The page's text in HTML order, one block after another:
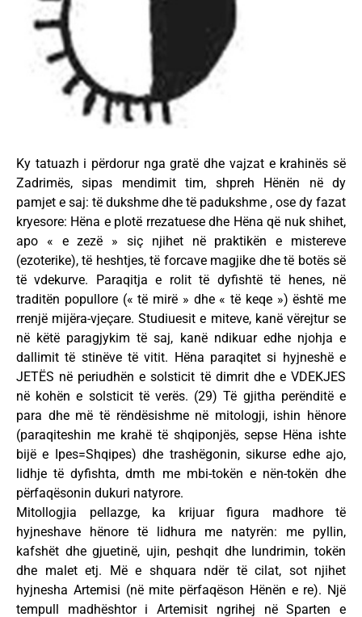
Ky tatuazh i përdorur nga gratë dhe vajzat e krahinës së
Zadrimës, sipas mendimit tim, shpreh Hënën në dy
pamjet e saj: të dukshme dhe të padukshme , ose dy fazat
kryesore: Hëna e plotë rrezatuese dhe Hëna që nuk shihet,
apo « e zezë » siç njihet në praktikën e mistereve
(ezoterike), të heshtjes, të forcave magjike dhe të botës së
të vdekurve. Paraqitja e rolit të dyfishtë të henes, në
traditën popullore (« të mirë » dhe « të keqe ») është me
rrenjë mijëra-vjeçare. Studiuesit e miteve, kanë vërejtur se
në këtë paragjykim të saj, kanë ndikuar edhe njohja e
dallimit të stinëve të vitit. Hëna paraqitet si hyjneshë e
JETËS në periudhën e solsticit të dimrit dhe e VDEKJES
në kohën e solsticit të verës. (29) Të gjitha perënditë e
para dhe më të rëndësishme në mitologji, ishin hënore
(paraqiteshin me krahë të shqiponjës, sepse Hëna ishte
bijë e Ipes=Shqipes) dhe trashëgonin, sikurse edhe ajo,
lidhje të dyfishta, dmth me mbi-tokën e nën-tokën dhe
përfaqësonin dukuri natyrore.
Mitollogjia pellazge, ka krijuar figura madhore të
hyjneshave hënore të lidhura me natyrën: me pyllin,
kafshët dhe gjuetinë, ujin, peshqit dhe lundrimin, tokën
dhe malet etj. Më e shquara ndër të cilat, sot njihet
hyjnesha Artemisi (në mite përfaqëson Hënën e re). Një
tempull madhështor i Artemisit ngrihej në Sparten e